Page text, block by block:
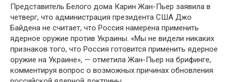
Представитель Белого дома Карин Жан-Пьер заявила в
четверг, что администрация президента США Джо
Байдена не считает, что Россия намерена применить
ядерное оружие против Украины. «Мы не видели никаких
признаков того, что Россия готовится применить ядерное
оружие на Украине», — отметила Жан-Пьер на брифинге,
комментируя вопрос о возможных причинах обновления